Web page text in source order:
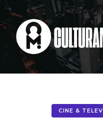
CINE &